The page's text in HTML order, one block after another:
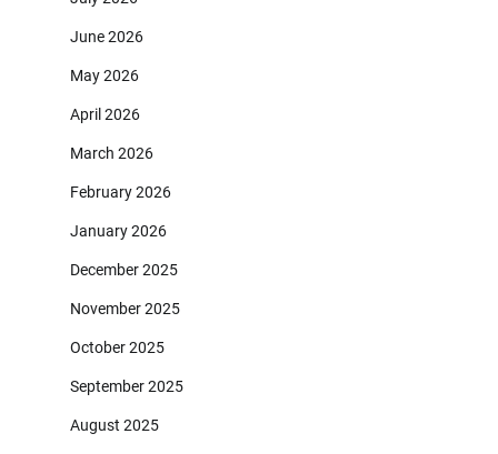
June 2026
May 2026
April 2026
March 2026
February 2026
January 2026
December 2025
November 2025
October 2025
September 2025
August 2025